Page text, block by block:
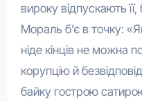
вироку відпускають
Мораль б’є в точку:
ніде кінців не можна
корупцію й
байку гострою